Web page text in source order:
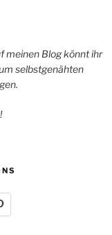
meinen Blog könnt ihr
selbstgenähten